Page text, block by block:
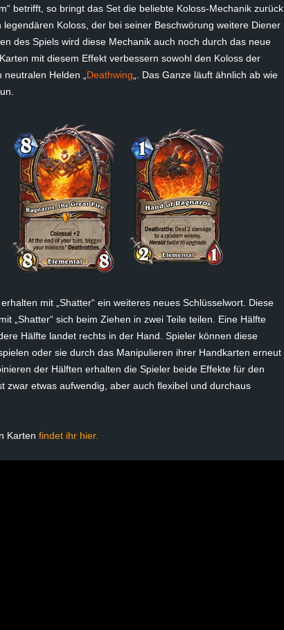
betrifft, so bringt das Set die beliebte Koloss-Mechanik zurück.
Koloss, der bei seiner Beschwörung weitere Diener
des Spiels wird diese Mechanik auch noch durch das neue
mit diesem Effekt verbessern sowohl den Koloss der
Helden „ Deathwing „. Das Ganze läuft ähnlich ab wie
mit „Shatter“ ein weiteres neues Schlüsselwort. Diese
„Shatter“ sich beim Ziehen in zwei Teile teilen. Eine Hälfte
Hälfte landet rechts in der Hand. Spieler können diese
oder sie durch das Manipulieren ihrer Handkarten erneut
der Hälften erhalten die Spieler beide Effekte für den
zwar etwas aufwendig, aber auch flexibel und durchaus
Karten findet ihr hier.